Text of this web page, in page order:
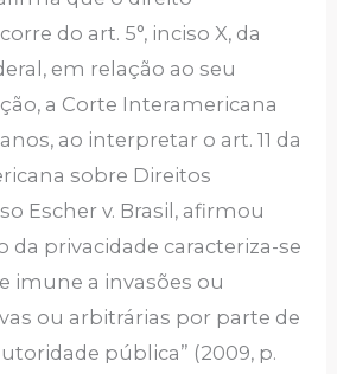
do art. 5°, inciso X, da
em relação ao seu
a Corte Interamericana
ao interpretar o art. 11 da
sobre Direitos
Escher v. Brasil, afirmou
da privacidade caracteriza-se
imune a invasões ou
ou arbitrárias por parte de
pública” (2009, p.